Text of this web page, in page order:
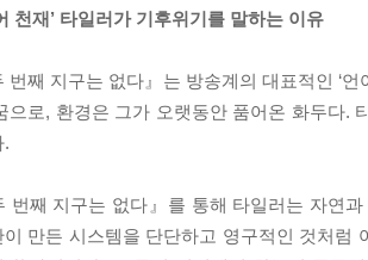
천재’ 타일러가 기후위기를 말하는 이유
번째 지구는 없다』는 방송계의 대표적인 ‘
으로, 환경은 그가 오랫동안 품어온 화두다.
.
번째 지구는 없다』를 통해 타일러는 자연
이 만든 시스템을 단단하고 영구적인 것처럼